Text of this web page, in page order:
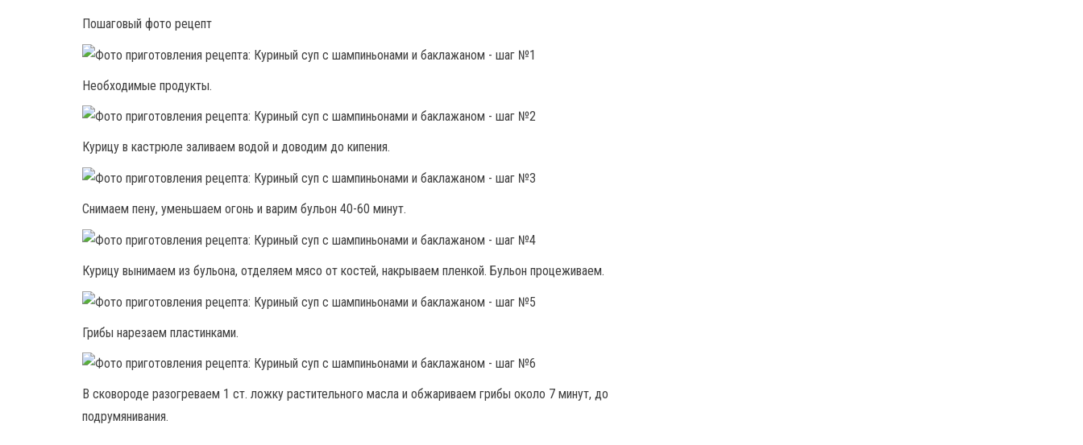
Пошаговый фото рецепт
Необходимые продукты.
Курицу в кастрюле заливаем водой и доводим до кипения.
Снимаем пену, уменьшаем огонь и варим бульон 40-60 минут.
Курицу вынимаем из бульона, отделяем мясо от костей, накрываем пленкой. Бульон процеживаем.
Грибы нарезаем пластинками.
В сковороде разогреваем 1 ст. ложку растительного масла и обжариваем грибы около 7 минут, до
подрумянивания.